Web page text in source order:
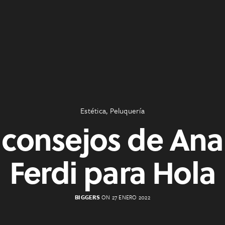
Estética, Peluquería
de
Ferdi para Hola
BIGGERSON 27 ENERO 2022